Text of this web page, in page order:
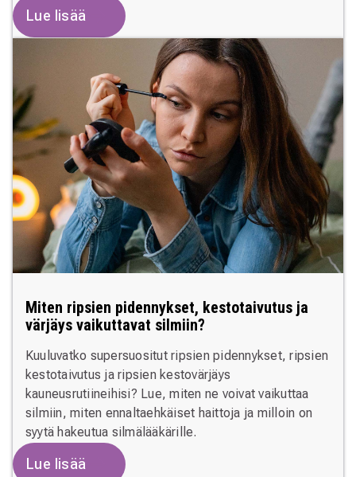
Lue lisää
Miten ripsien pidennykset, kestotaivutus ja
värjäys vaikuttavat silmiin?
Kuuluvatko supersuositut ripsien pidennykset, ripsien
kestotaivutus ja ripsien kestovärjäys
kauneusrutiineihisi? Lue, miten ne voivat vaikuttaa
silmiin, miten ennaltaehkäiset haittoja ja milloin on
syytä hakeutua silmälääkärille.
Lue lisää